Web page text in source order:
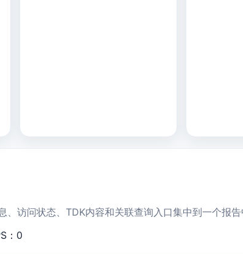
访问状态、TDK内容和关联查询入口集中到一个报告
：0